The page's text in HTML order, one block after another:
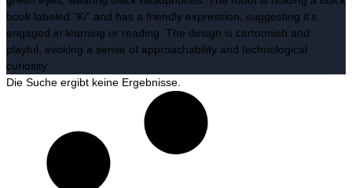
Die Suche ergibt keine Ergebnisse.